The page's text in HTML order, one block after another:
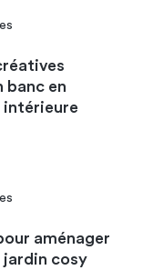
banc en
aménager
jardin cosy